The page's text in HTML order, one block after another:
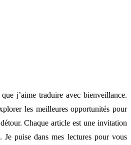
j’aime traduire avec bienveillance.
les meilleures opportunités pour
Chaque article est une invitation
Je puise dans mes lectures pour vous